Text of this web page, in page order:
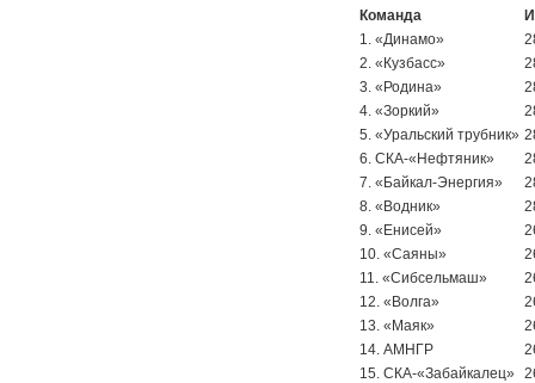
Команда
И
1. «Динамо»
2. «Кузбасс»
3. «Родина»
4. «Зоркий»
5. «Уральский трубник»
6. СКА-«Нефтяник»
7. «Байкал-Энергия»
8. «Водник»
9. «Енисей»
10. «Саяны»
11. «Сибсельмаш»
12. «Волга»
13. «Маяк»
14. АМНГР
15. СКА-«Забайкалец»